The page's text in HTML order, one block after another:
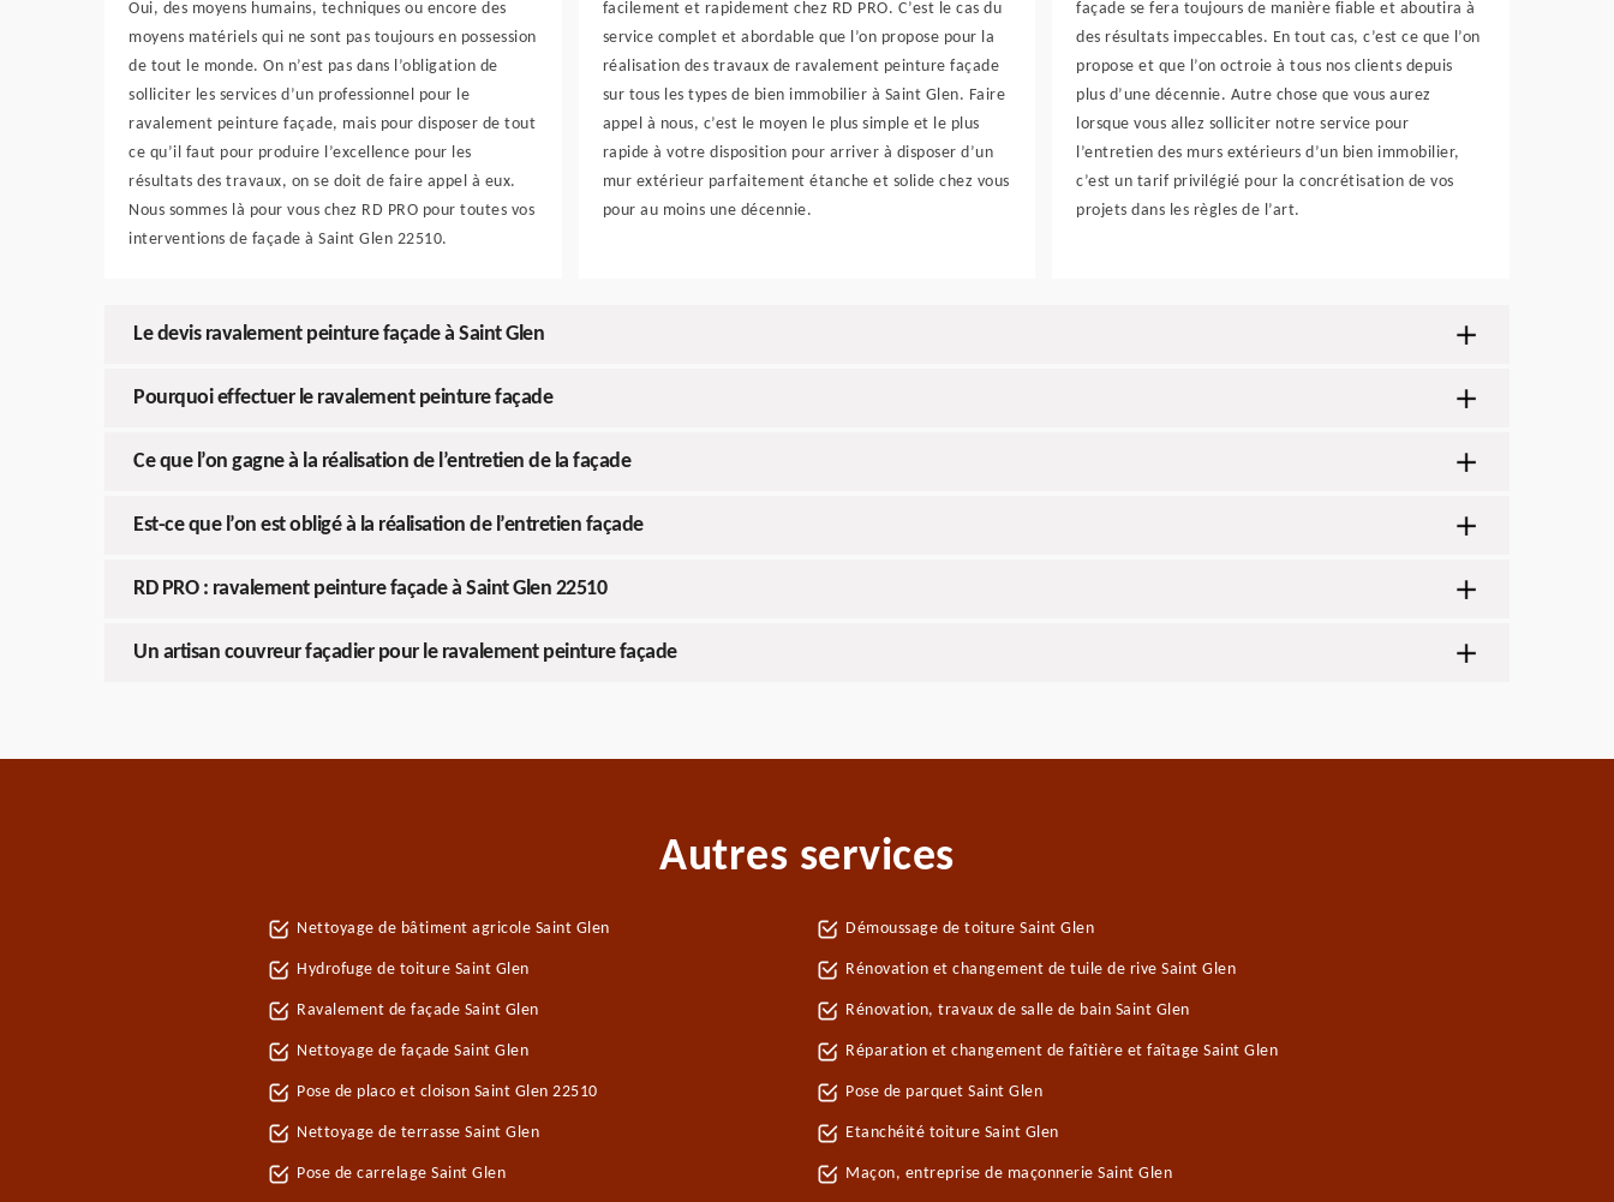
Oui, des moyens humains, techniques ou encore des
moyens matériels qui ne sont pas toujours en possession
de tout le monde. On n’est pas dans l’obligation de
solliciter les services d’un professionnel pour le
ravalement peinture façade, mais pour disposer de tout
ce qu’il faut pour produire l’excellence pour les
résultats des travaux, on se doit de faire appel à eux.
Nous sommes là pour vous chez RD PRO pour toutes vos
interventions de façade à Saint Glen 22510.
facilement et rapidement chez RD PRO. C’est le cas du
service complet et abordable que l’on propose pour la
réalisation des travaux de ravalement peinture façade
sur tous les types de bien immobilier à Saint Glen. Faire
appel à nous, c’est le moyen le plus simple et le plus
rapide à votre disposition pour arriver à disposer d’un
mur extérieur parfaitement étanche et solide chez vous
pour au moins une décennie.
façade se fera toujours de manière fiable et aboutira à
des résultats impeccables. En tout cas, c’est ce que l’on
propose et que l’on octroie à tous nos clients depuis
plus d’une décennie. Autre chose que vous aurez
lorsque vous allez solliciter notre service pour
l’entretien des murs extérieurs d’un bien immobilier,
c’est un tarif privilégié pour la concrétisation de vos
projets dans les règles de l’art.
Le devis ravalement peinture façade à Saint Glen
Pourquoi effectuer le ravalement peinture façade
Ce que l’on gagne à la réalisation de l’entretien de la façade
Est-ce que l’on est obligé à la réalisation de l’entretien façade
RD PRO : ravalement peinture façade à Saint Glen 22510
Un artisan couvreur façadier pour le ravalement peinture façade
Autres services
Nettoyage de bâtiment agricole Saint Glen
Hydrofuge de toiture Saint Glen
Ravalement de façade Saint Glen
Nettoyage de façade Saint Glen
Pose de placo et cloison Saint Glen 22510
Nettoyage de terrasse Saint Glen
Pose de carrelage Saint Glen
Démoussage de toiture Saint Glen
Rénovation et changement de tuile de rive Saint Glen
Rénovation, travaux de salle de bain Saint Glen
Réparation et changement de faîtière et faîtage Saint Glen
Pose de parquet Saint Glen
Etanchéité toiture Saint Glen
Maçon, entreprise de maçonnerie Saint Glen